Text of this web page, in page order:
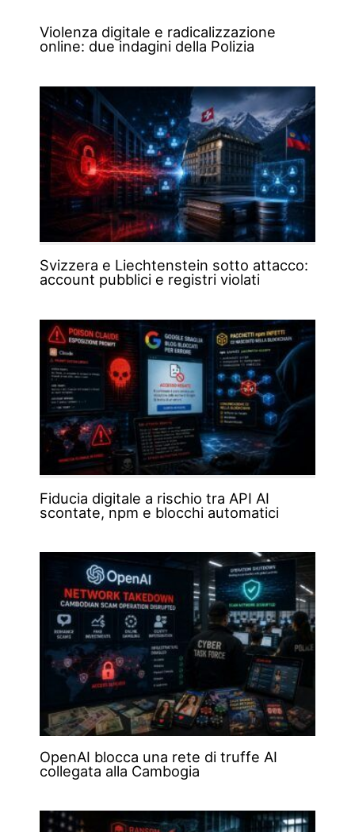
Violenza digitale e radicalizzazione
online: due indagini della Polizia
Svizzera e Liechtenstein sotto attacco:
account pubblici e registri violati
Fiducia digitale a rischio tra API AI
scontate, npm e blocchi automatici
OpenAI blocca una rete di truffe AI
collegata alla Cambogia